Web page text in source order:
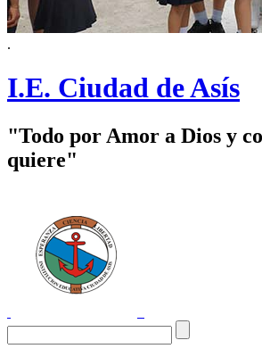
.
I.E. Ciudad de Asís
"Todo por Amor a Dios y
quiere"